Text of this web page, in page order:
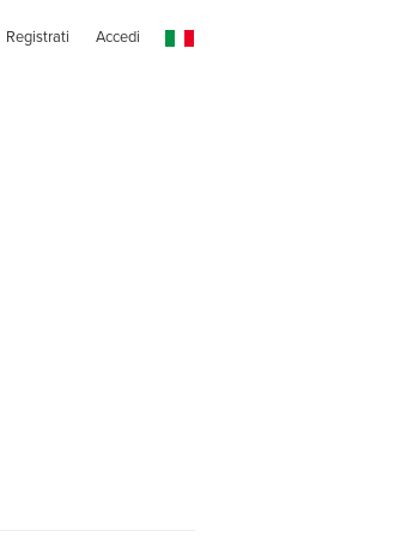
Registrati Accedi